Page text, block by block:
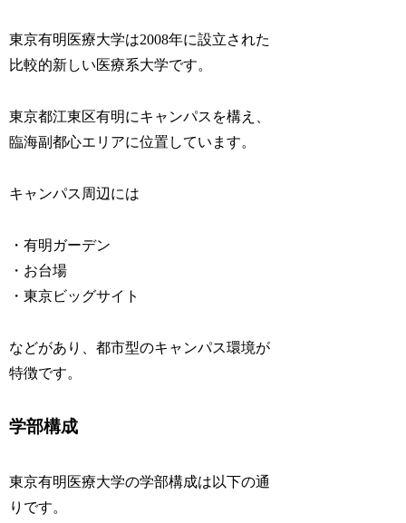
東京有明医療大学は2008年に設立された
比較的新しい医療系大学です。
東京都江東区有明にキャンパスを構え、
臨海副都心エリアに位置しています。
キャンパス周辺には
・有明ガーデン
・お台場
・東京ビッグサイト
などがあり、都市型のキャンパス環境が
特徴です。
学部構成
東京有明医療大学の学部構成は以下の通
りです。